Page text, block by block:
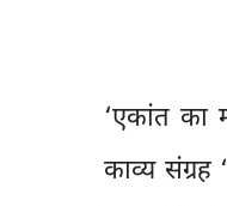
‘एकांत का
काव्य